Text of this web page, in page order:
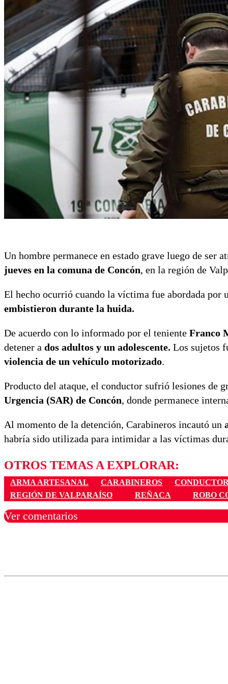
Un hombre permanece en estado grave luego de ser
jueves en la comuna de Concón, en la región de
El hecho ocurrió cuando la víctima fue abordada por
embistieron durante la huida.
De acuerdo con lo informado por el teniente Franco
detener a dos adultos y un adolescente. Los sujetos
violencia de un vehículo motorizado.
Producto del ataque, el conductor sufrió lesiones de
Urgencia (SAR) de Concón, donde permanece
Al momento de la detención, Carabineros incautó un
habría sido utilizada para intimidar a las víctimas
OTROS TEMAS A EXPLORAR:
ARMA ARTESANAL CARABINEROS
REGIÓN DE VALPARAÍSO
REÑACA ROBO
Ver comentarios